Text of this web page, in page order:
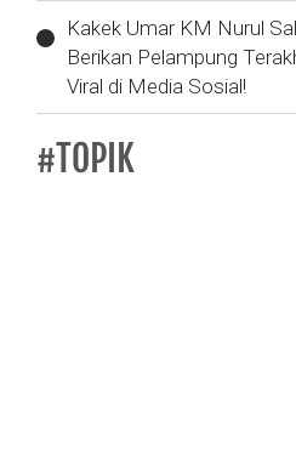
Kakek Umar KM Nurul
Berikan Pelampung
Viral di Media Sosial!
#TOPIK